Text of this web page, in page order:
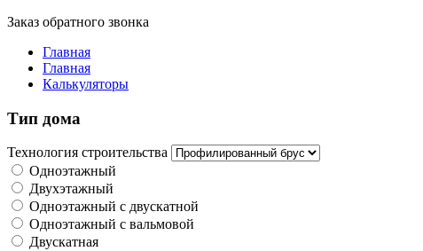
Заказ обратного звонка
Главная
Главная
Калькуляторы
Тип дома
Технология строительства
Одноэтажный
Двухэтажный
Одноэтажный с двускатной
Одноэтажный с вальмовой
Двускатная